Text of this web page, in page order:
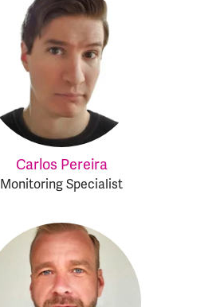
Carlos Pereira
Monitoring Specialist